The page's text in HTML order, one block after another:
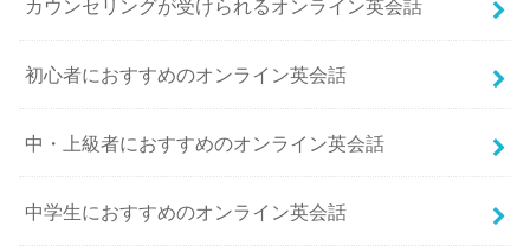
カウンセリングが受けられるオンライン英会話
初心者におすすめのオンライン英会話
中・上級者におすすめのオンライン英会話
中学生におすすめのオンライン英会話